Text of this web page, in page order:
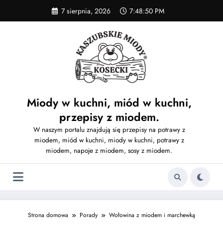
content
7 sierpnia, 2026 7:48:50 PM
Miody w kuchni, miód w kuchni,
przepisy z miodem.
W naszym portalu znajdują się przepisy na potrawy z
miodem, miód w kuchni, miody w kuchni, potrawy z
miodem, napoje z miodem, sosy z miodem.
Strona domowa Porady Wołowina z miodem i marchewką